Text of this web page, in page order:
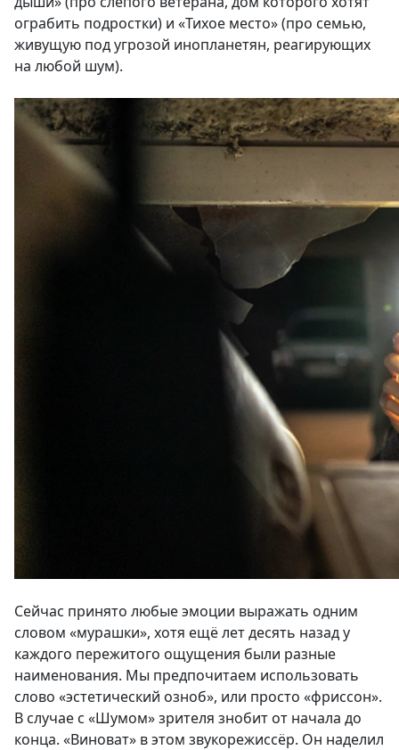
ограбить подростки) и «Тихое место» (про семью,
живущую под угрозой инопланетян, реагирующих
на любой шум).
Сейчас принято любые эмоции выражать одним
словом «мурашки», хотя ещё лет десять назад у
каждого пережитого ощущения были разные
наименования. Мы предпочитаем использовать
слово «эстетический озноб», или просто «фриссон».
В случае с «Шумом» зрителя знобит от начала до
конца. «Виноват» в этом звукорежиссёр. Он наделил